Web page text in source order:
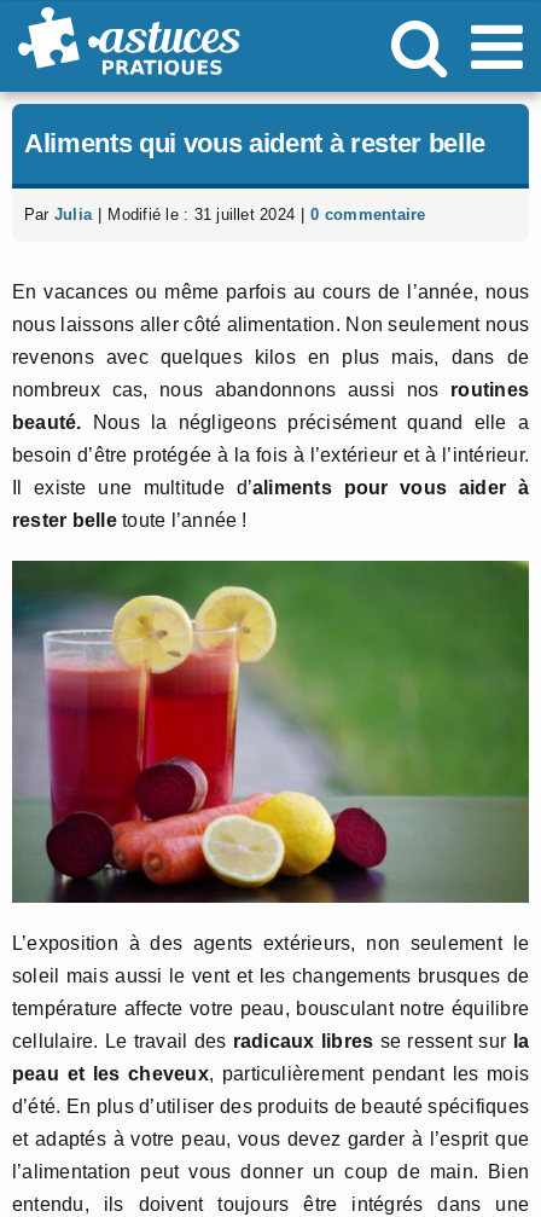
Passer
au
Aliments qui vous aident à rester belle
Par Julia Modifié le : 31 juillet 2024 0 commentaire
En vacances ou même parfois au cours de l’année, nous
nous laissons aller côté alimentation. Non seulement nous
revenons avec quelques kilos en plus mais, dans de
nombreux cas, nous abandonnons aussi nos routines
beauté.
Nous la négligeons précisément quand elle a
besoin d’être protégée à la fois à l’extérieur et à l’intérieur.
Il existe une multitude d’aliments pour vous aider à
rester belletoute l’année !
L’exposition à des agents extérieurs, non seulement le
soleil mais aussi le vent et les changements brusques de
température affecte votre peau, bousculant notre équilibre
cellulaire. Le travail des radicaux libres se ressent sur la
peau et lescheveux, particulièrement pendant les mois
d’été. En plus d’utiliser des produits de beauté spécifiques
et adaptés à votre peau, vous devez garder à l’esprit que
l’alimentation peut vous donner un coup de main. Bien
entendu, ils doivent toujours être intégrés dans une